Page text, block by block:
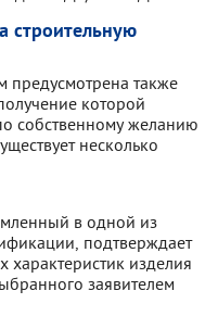
строительную
предусмотрена также
которой
собственному желанию
несколько
в одной из
подтверждает
характеристик изделия
заявителем